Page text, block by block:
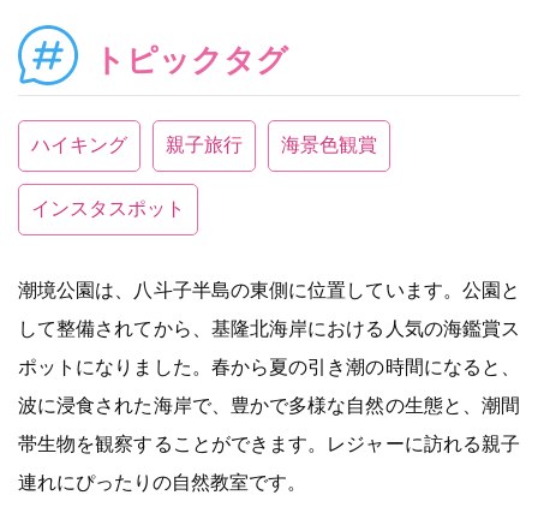
トピックタグ
ハイキング 親子旅行 海景色観賞
インスタスポット
潮境公園は、八斗子半島の東側に位置しています。公園と
して整備されてから、基隆北海岸における人気の海鑑賞ス
ポットになりました。春から夏の引き潮の時間になると、
波に浸食された海岸で、豊かで多様な自然の生態と、潮間
帯生物を観察することができます。レジャーに訪れる親子
連れにぴったりの自然教室です。